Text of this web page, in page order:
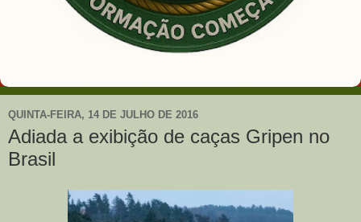
QUINTA-FEIRA, 14 DE JULHO DE 2016
Adiada a exibição de caças Gripen no
Brasil